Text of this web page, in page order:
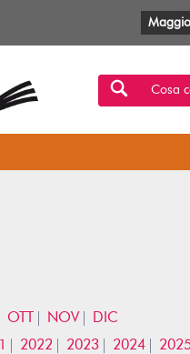
Cosa
OTT NOV
DIC
2022 2023 2024